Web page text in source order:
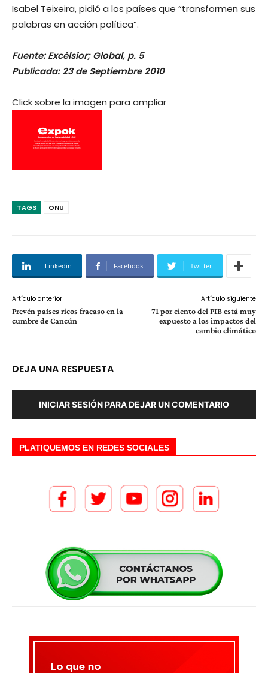
Isabel Teixeira, pidió a los países que “transformen sus
palabras en acción política”.
Fuente: Excélsior; Global, p. 5
Publicada: 23 de Septiembre 2010
Click sobre la imagen para ampliar
TAGS ONU
Linkedin Facebook Twitter
Artículo anterior
Prevén países ricos fracaso en la
cumbre de Cancún
Artículo siguiente
71 por ciento del PIB está muy
expuesto a los impactos del
cambio climático
DEJA UNA RESPUESTA
INICIAR SESIÓN PARA DEJAR UN COMENTARIO
PLATIQUEMOS EN REDES SOCIALES